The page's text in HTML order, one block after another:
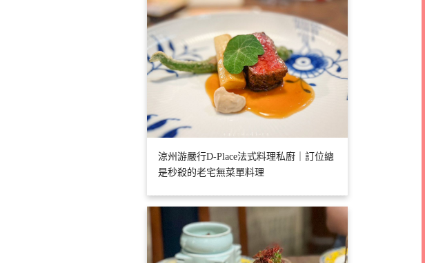
涼州游嚴行D-Place法式料理私廚｜訂位總
是秒殺的老宅無菜單料理